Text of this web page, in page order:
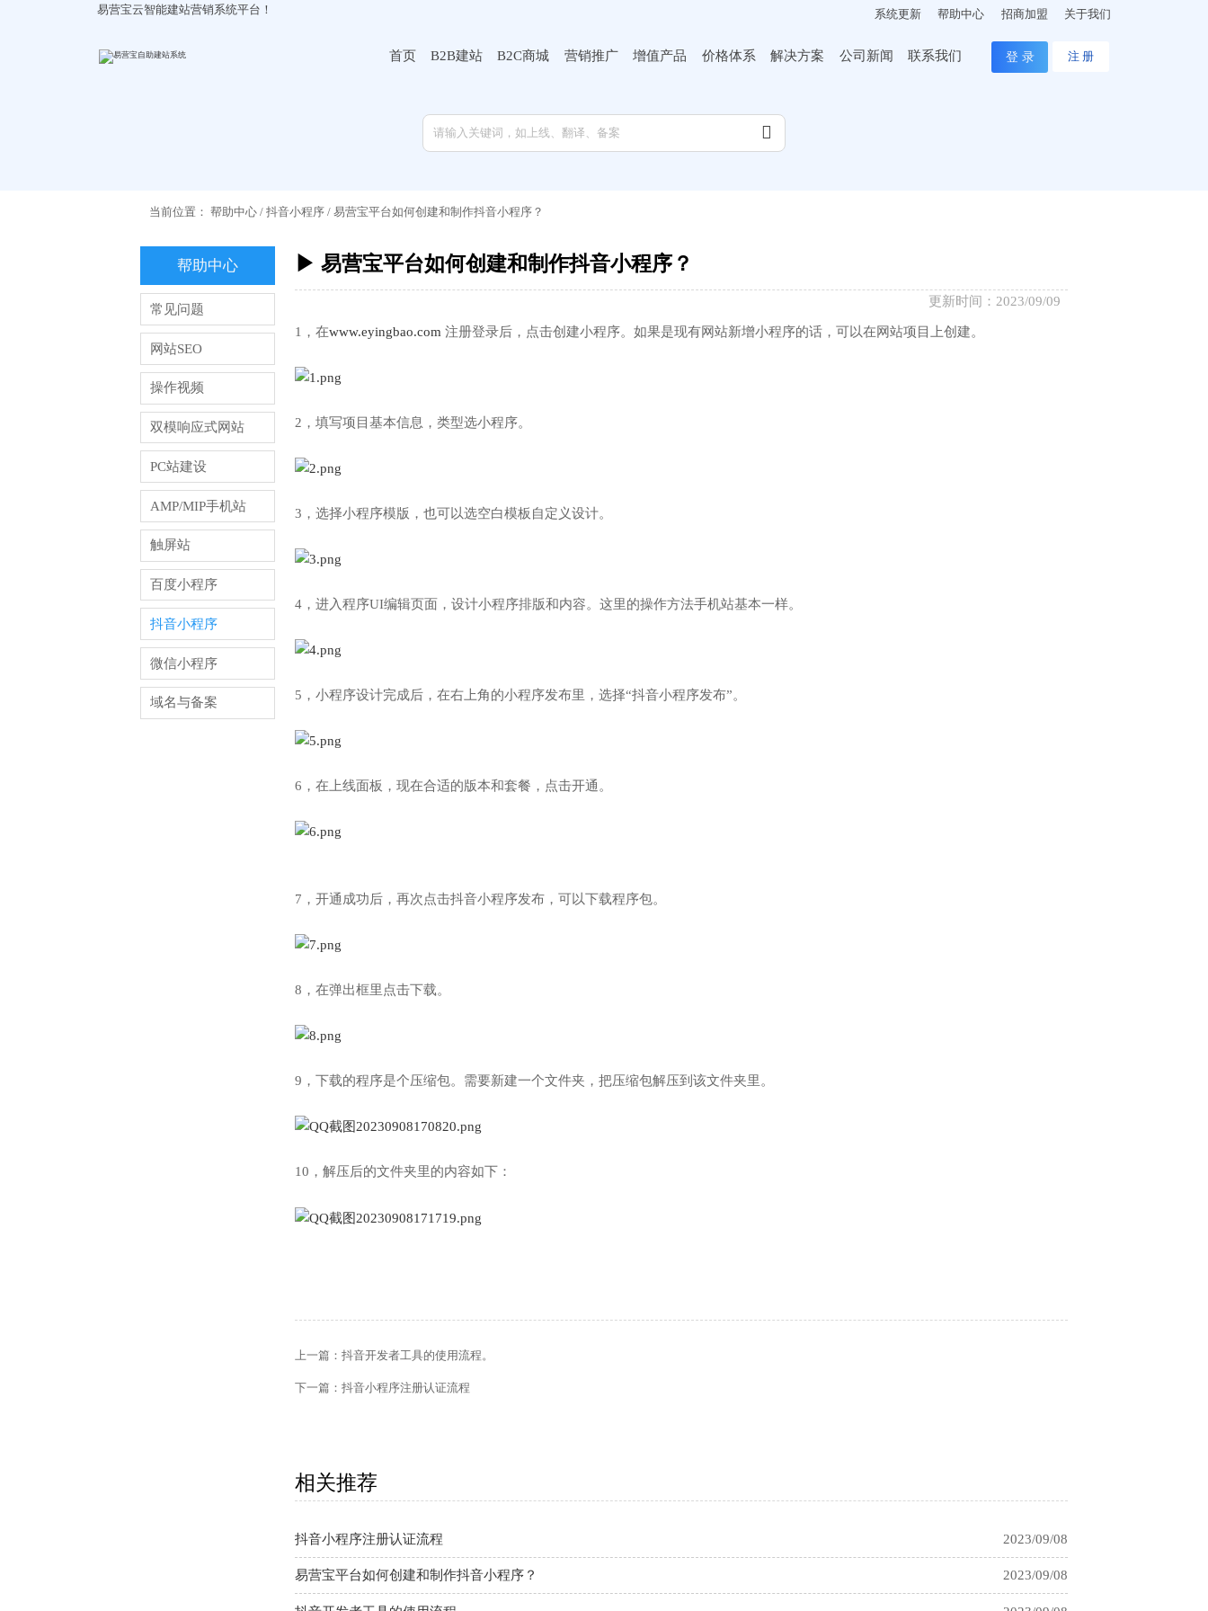
易营宝云智能建站营销系统平台！ 系统更新 帮助中心 招商加盟 关于我们
首页 B2B建站 B2C商城 营销推广 增值产品 价格体系 解决方案 公司新闻 联系我们 登 录 注 册

当前位置： 帮助中心/ 抖音小程序/ 易营宝平台如何创建和制作抖音小程序？
帮助中心
常见问题
网站SEO
操作视频
双模响应式网站
PC站建设
AMP/MIP手机站
触屏站
百度小程序
抖音小程序
微信小程序
域名与备案
▶ 易营宝平台如何创建和制作抖音小程序？
更新时间：2023/09/09
1，在www.eyingbao.com 注册登录后，点击创建小程序。如果是现有网站新增小程序的话，可以在网站项目上创建。
2，填写项目基本信息，类型选小程序。
3，选择小程序模版，也可以选空白模板自定义设计。
4，进入程序UI编辑页面，设计小程序排版和内容。这里的操作方法手机站基本一样。
5，小程序设计完成后，在右上角的小程序发布里，选择“抖音小程序发布”。
6，在上线面板，现在合适的版本和套餐，点击开通。
7，开通成功后，再次点击抖音小程序发布，可以下载程序包。
8，在弹出框里点击下载。
9，下载的程序是个压缩包。需要新建一个文件夹，把压缩包解压到该文件夹里。
10，解压后的文件夹里的内容如下：
上一篇： 抖音开发者工具的使用流程。
下一篇： 抖音小程序注册认证流程
相关推荐
抖音小程序注册认证流程 2023/09/08
易营宝平台如何创建和制作抖音小程序？ 2023/09/08